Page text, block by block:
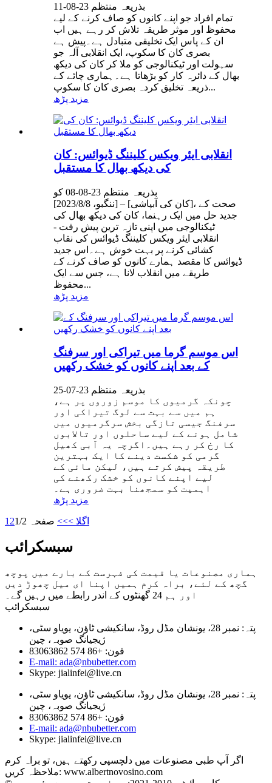
بذریعہ منتظم 23-08-11
تمام افراد جو اپنے کانوں کو صاف کرنے کے لیے
محفوظ اور موثر طریقہ تلاش کر رہے ہیں اب
ان کے پاس ایک تخلیقی متبادل ہے۔پیش ہے
بصری کان کا سکوپ، ایک انقلابی آلہ جو
سہولت اور ٹیکنالوجی کو ملا کر کان کی دیکھ
بھال کے دائرہ کار کو بڑھاتا ہے۔ہماری چائے کے
ذریعہ تخلیق کردہ بصری کان کا سکوپ...
مزید پڑھ
انقلابی ایئر ویکس کلیننگ ڈیوائس: کان
کی دیکھ بھال کا مستقبل
بذریعہ منتظم 23-08-08 کو
[ننگبو، 2023/8/8] – [کان کی آبپاشی]، صحت کے
جدید حل میں ایک رہنما، کان کی دیکھ بھال کی
ٹیکنالوجی میں اپنی تازہ ترین پیش رفت -
انقلابی ایئر ویکس کلیننگ ڈیوائس کی نقاب
کشائی کرنے پر بہت خوش ہے۔اس جدید
ڈیوائس کا مقصد ہمارے کانوں کو صاف کرنے کے
طریقے میں انقلاب لانا ہے، جس سے ایک
محفوظ...
مزید پڑھ
اس موسم گرما میں تیراکی اور سرفنگ
کے بعد اپنے کانوں کو خشک رکھیں
بذریعہ منتظم 23-07-25
چونکہ گرمیوں کا موسم زوروں پر ہے،
ہم میں سے بہت سے لوگ تیراکی اور
سرفنگ جیسی تازگی بخش سرگرمیوں میں
شامل ہونے کے لیے ساحلوں اور تالابوں
کا رخ کر رہے ہیں۔اگرچہ یہ آبی کھیل
گرمی کو شکست دینے کا ایک بہترین
طریقہ پیش کرتے ہیں، لیکن مائی کے
لیے اپنے کانوں کو خشک رکھنے کی
اہمیت کو سمجھنا بہت ضروری ہے۔
مزید پڑھ
1 2 اگلا >>> صفحہ 1/2
سبسکرائب
ہماری مصنوعات یا قیمت کی فہرست کے بارے میں پوچھ
گچھ کے لئے، براہ کرم ہمیں اپنا ای میل چھوڑ دیں
اور ہم 24 گھنٹوں کے اندر رابطے میں رہیں گے۔
سبسکرائب
پتہ: نمبر 28، یونشان مڈل روڈ، سانکیشی ٹاؤن، یویاو سٹی،
ژیجیانگ صوبہ، چین
فون: +86 574 83063862
E-mail: ada@nbubetter.com
Skype: jialinfei@live.cn
پتہ: نمبر 28، یونشان مڈل روڈ، سانکیشی ٹاؤن، یویاو سٹی،
ژیجیانگ صوبہ، چین
فون: +86 574 83063862
E-mail: ada@nbubetter.com
Skype: jialinfei@live.cn
اگر آپ طبی مصنوعات میں دلچسپی رکھتے ہیں، تو براہ کرم
ملاحظہ کریں: www.albertnovosino.com